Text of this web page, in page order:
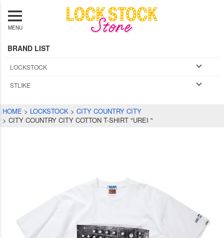
MENU
BRAND LIST
LOCKSTOCK
STLIKE
HOME LOCKSTOCK
CITY COUNTRY CITY
CITY COUNTRY CITY COTTON T-SHIRT "UREI "